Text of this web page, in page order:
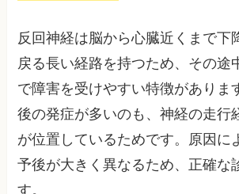
反回神経は脳から心臓近くまで下
戻る長い経路を持つため、その途
で障害を受けやすい特徴がありま
後の発症が多いのも、神経の走行
が位置しているためです。原因に
予後が大きく異なるため、正確な
す。